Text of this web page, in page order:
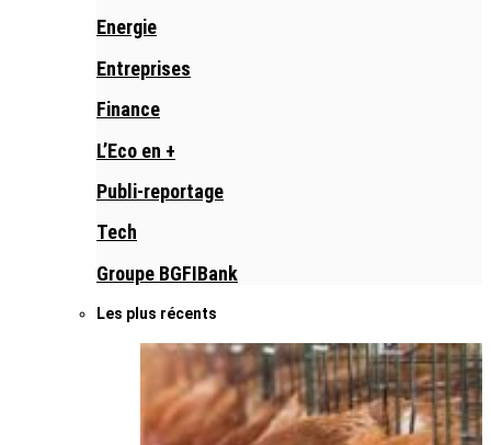
Energie
Entreprises
Finance
L’Eco en +
Publi-reportage
Tech
Groupe BGFIBank
Les plus récents